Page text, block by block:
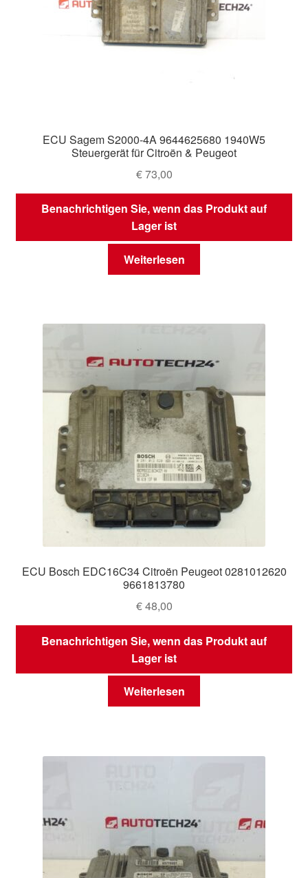
ECU Sagem S2000-4A 9644625680 1940W5
Steuergerät für Citroën & Peugeot
€73,00
Benachrichtigen Sie, wenn das Produkt auf
Lager ist
Weiterlesen
ECU Bosch EDC16C34 Citroën Peugeot 0281012620
9661813780
€48,00
Benachrichtigen Sie, wenn das Produkt auf
Lager ist
Weiterlesen